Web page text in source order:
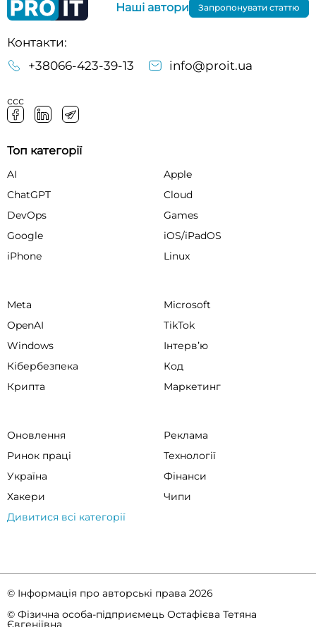
Контакти:
+38066-423-39-13
info@proit.ua
ссс
Наші автори Запропонувати статтю
Топ категорії
AI
Apple
ChatGPT
Cloud
DevOps
Games
Google
iOS/iPadOS
iPhone
Linux
Meta
Microsoft
OpenAI
TikTok
Windows
Інтервʼю
Кібербезпека
Код
Крипта
Маркетинг
Оновлення
Реклама
Ринок праці
Технології
Україна
Фінанси
Хакери
Чипи
Дивитися всі категорії
© Інформація про авторські права 2026
© Фізична особа-підприємець Остафієва Тетяна
Євгеніївна